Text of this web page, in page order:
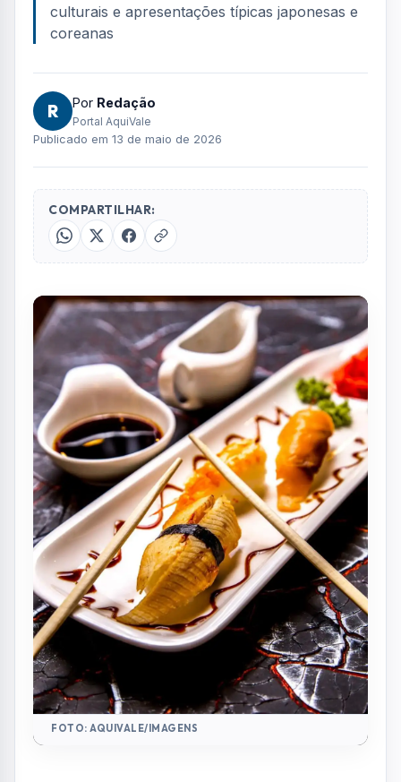
culturais e apresentações típicas japonesas e
coreanas
R Por Redação
Portal AquiVale
Publicado em 13 de maio de 2026
COMPARTILHAR:
FOTO: AQUIVALE/IMAGENS